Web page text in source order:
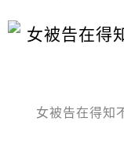
女被告在得知